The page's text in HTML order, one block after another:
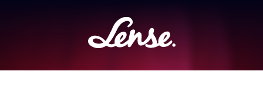
Lense